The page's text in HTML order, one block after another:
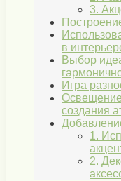
3.
в
Выбор
Игра
Освещение
создания
1.
2.